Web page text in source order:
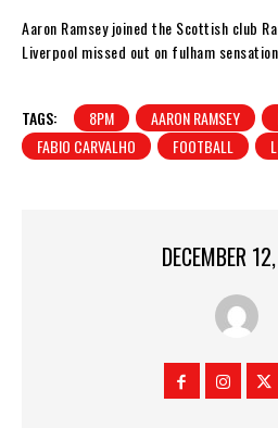
Aaron Ramsey joined the Scottish club
Liverpool missed out on fulham sensation
TAGS: 8PM AARON RAMSEY
FABIO CARVALHO
FOOTBALL
DECEMBER